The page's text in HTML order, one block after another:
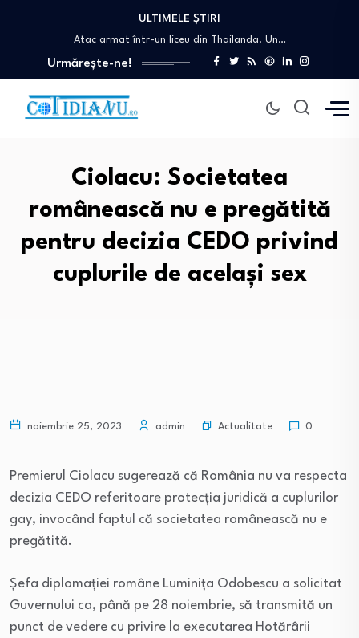
ULTIMELE ȘTIRI
„Nu avem nevoie de așa ceva”. Economistul…
Atac armat într-un liceu din Thailanda. Un…
Italia și Spania, conflict deschis pe tema…
Nicușor Dan retrimite Parlamentului legea urșilor și…
Cum a ajuns un fugar condamnat în…
Urmărește-ne!
Ciolacu: Societatea
românească nu e pregătită
pentru decizia CEDO privind
cuplurile de același sex
noiembrie 25, 2023 admin Actualitate 0
Premierul Ciolacu sugerează că România nu va respecta
decizia CEDO referitoare protecția juridică a cuplurilor
gay, invocând faptul că societatea românească nu e
pregătită.
Șefa diplomației române Luminița Odobescu a solicitat
Guvernului ca, până pe 28 noiembrie, să transmită un
punct de vedere cu privire la executarea Hotărârii